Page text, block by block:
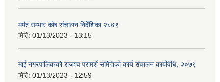
मर्मत सम्भार कोष संचालन निर्देशिका २०७९
मिति: 01/13/2023 - 13:15
माई नगरपालिकाको राजश्व परामर्श समितिको कार्य संचालन कार्यविधि, २०७९
मिति: 01/13/2023 - 12:59